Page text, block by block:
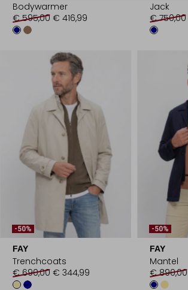
Bodywarmer
€ 595,00 € 416,99
Jack
€ 750,00
-50%
FAY
Trenchcoats
€ 690,00 € 344,99
-50%
FAY
Mantel
€ 890,00